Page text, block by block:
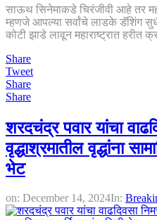
साऊथ सिनेमाकडे चिरंजीवी आहे तर
म्हणजे आपल्या सर्वांचे लाडके डॅशिंग
कोटी झाडे लावून महाराष्ट्रात हरीत
Share
Tweet
Share
Share
शरदचंद्र पवार यांचा
वृद्धाश्रमातील वृद्धांना
भेट
on: December 14, 2024In: